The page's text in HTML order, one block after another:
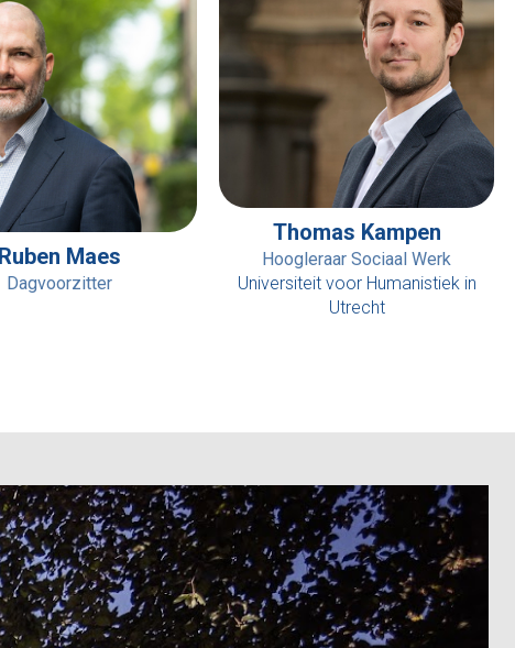
Ruben Maes
Dagvoorzitter
Thomas Kampen
Hoogleraar Sociaal Werk
Universiteit voor Humanistiek in
Utrecht